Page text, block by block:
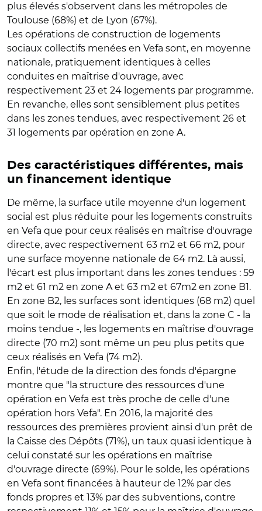
plus élevés s'observent dans les métropoles de
Toulouse (68%) et de Lyon (67%).
Les opérations de construction de logements
sociaux collectifs menées en Vefa sont, en moyenne
nationale, pratiquement identiques à celles
conduites en maîtrise d'ouvrage, avec
respectivement 23 et 24 logements par programme.
En revanche, elles sont sensiblement plus petites
dans les zones tendues, avec respectivement 26 et
31 logements par opération en zone A.
Des caractéristiques différentes, mais
un financement identique
De même, la surface utile moyenne d'un logement
social est plus réduite pour les logements construits
en Vefa que pour ceux réalisés en maîtrise d'ouvrage
directe, avec respectivement 63 m2 et 66 m2, pour
une surface moyenne nationale de 64 m2. Là aussi,
l'écart est plus important dans les zones tendues : 59
m2 et 61 m2 en zone A et 63 m2 et 67m2 en zone B1.
En zone B2, les surfaces sont identiques (68 m2) quel
que soit le mode de réalisation et, dans la zone C - la
moins tendue -, les logements en maîtrise d'ouvrage
directe (70 m2) sont même un peu plus petits que
ceux réalisés en Vefa (74 m2).
Enfin, l'étude de la direction des fonds d'épargne
montre que "la structure des ressources d'une
opération en Vefa est très proche de celle d'une
opération hors Vefa". En 2016, la majorité des
ressources des premières provient ainsi d'un prêt de
la Caisse des Dépôts (71%), un taux quasi identique à
celui constaté sur les opérations en maîtrise
d'ouvrage directe (69%). Pour le solde, les opérations
en Vefa sont financées à hauteur de 12% par des
fonds propres et 13% par des subventions, contre